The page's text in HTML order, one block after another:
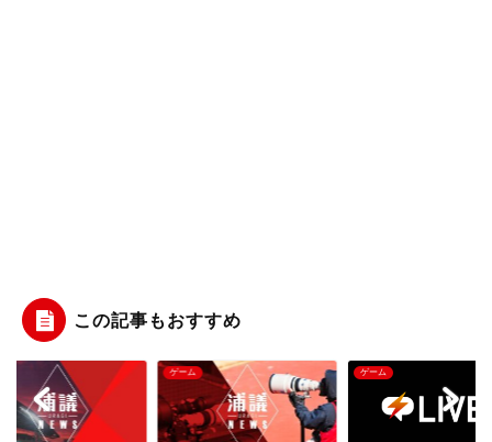
この記事もおすすめ
ゲーム ゲーム